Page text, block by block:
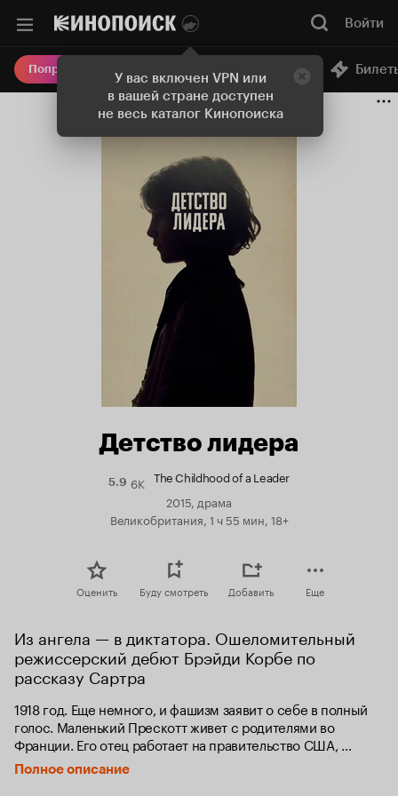
У вас включен VPN или
в вашей стране доступен
не весь каталог Кинопоиска
Войти
Попробовать Плюс Онлайн-кинотеатр
Детство лидера
5.9Рейтинг
Кинопоиска
6K The Childhood of a Leader
2015, драма
Великобритания, 1 ч 55 мин, 18+
Оценить Буду смотреть Добавить Еще
Из ангела — в диктатора. Ошеломительный
режиссерский дебют Брэйди Корбе по
рассказу Сартра
1918 год. Еще немного, и фашизм заявит о себе в полный
голос. Маленький Прескотт живет с родителями во
Франции. Его отец работает на правительство США,
которое участвует в Версальских переговорах и не всегда
действует в белых перчатках. То, чему ребенок становится
Полное описание